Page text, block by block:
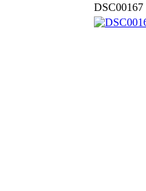
DSC00167